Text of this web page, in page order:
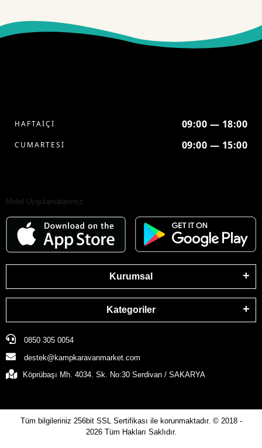
HAFTAİÇİ 09:00 — 18:00
CUMARTESİ 09:00 — 15:00
Mobil Uygulamalarımız
Kurumsal
Kategoriler
0850 305 0054
destek@kampkaravanmarket.com
Köprübaşı Mh. 4034. Sk. No:30 Serdivan / SAKARYA
Tüm bilgileriniz 256bit SSL Sertifikası ile korunmaktadır. © 2018 -
2026 Tüm Hakları Saklıdır.